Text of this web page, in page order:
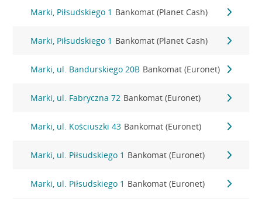
Marki, Piłsudskiego 1 Bankomat (Planet Cash)
Marki, Piłsudskiego 1 Bankomat (Planet Cash)
Marki, ul. Bandurskiego 20B Bankomat (Euronet)
Marki, ul. Fabryczna 72 Bankomat (Euronet)
Marki, ul. Kościuszki 43 Bankomat (Euronet)
Marki, ul. Piłsudskiego 1 Bankomat (Euronet)
Marki, ul. Piłsudskiego 1 Bankomat (Euronet)